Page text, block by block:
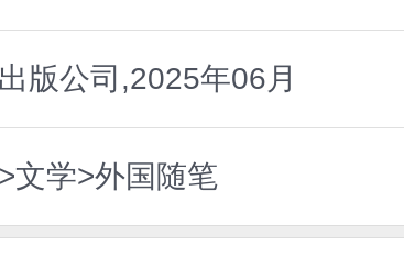
版公司,2025年06月
文学>外国随笔